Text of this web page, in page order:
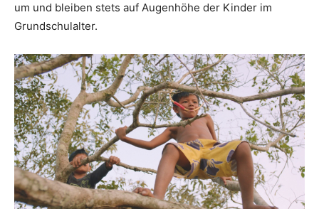
um und bleiben stets auf Augenhöhe der Kinder im
Grundschulalter.